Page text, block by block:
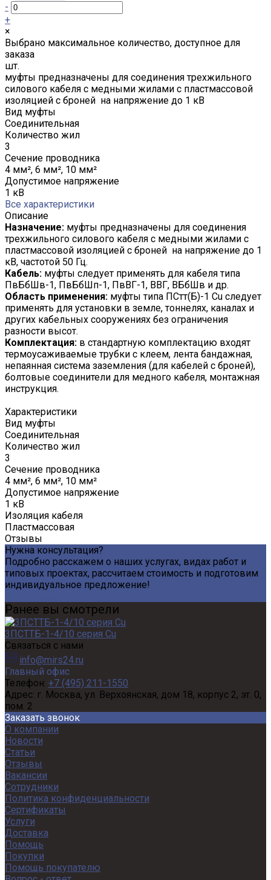
-
+
×
Выбрано максимальное количество, доступное для
заказа
шт.
муфты предназначены для соединения трехжильного
силового кабеля с медными жилами с пластмассовой
изоляцией с броней на напряжение до 1 кВ
Вид муфты
Соединительная
Количество жил
3
Сечение проводника
4 мм², 6 мм², 10 мм²
Допустимое напряжение
1 кВ
Все характеристики
Описание
Назначение: муфты предназначены для соединения
трехжильного силового кабеля с медными жилами с
пластмассовой изоляцией с броней на напряжение до 1
кВ, частотой 50 Гц.
Кабель: муфты следует применять для кабеля типа
ПвБбШв-1, ПвБбШп-1, ПвВГ-1, ВВГ, ВБбШв и др.
Область применения: муфты типа ПСтт(Б)-1 Cu следует
применять для установки в земле, тоннелях, каналах и
других кабельных сооружениях без ограничения
разности высот.
Комплектация: в стандартную комплектацию входят
термоусаживаемые трубки с клеем, лента бандажная,
непаянная система заземления (для кабелей с броней),
болтовые соединители для медного кабеля, монтажная
инструкция.
Характеристики
Вид муфты
Соединительная
Количество жил
3
Сечение проводника
4 мм², 6 мм², 10 мм²
Допустимое напряжение
1 кВ
Изоляция кабеля
Пластмассовая
Отзывы
Нужна консультация?
Подробно расскажем о наших услугах, видах работ и
типовых проектах, рассчитаем стоимость и подготовим
индивидуальное предложение!
Ранее вы смотрели
3ПСТТБ-1-4/10 серия Cu
Связаться с нами
info@mirs24.ru
Главный офис
Телефон: +7 (495) 211-1550
Адрес: г. Москва, ул. Верхоянская, дом 18, корпус 2, эт. 0,
пом. 2
Заказать звонок
О компании
Новости
Статьи
Отзывы
Вакансии
Сотрудники
Политика конфиденциальности
Сертификаты
Услуги
Доставка
Помощь
Покупки
Помощь покупателю